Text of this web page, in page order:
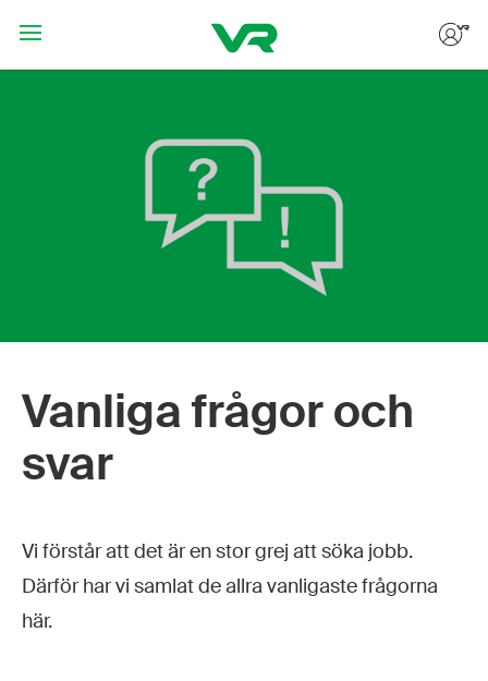
Hoppa till huvudinnehållet
Vanliga frågor och
svar
Vi förstår att det är en stor grej att söka jobb.
Därför har vi samlat de allra vanligaste frågorna
här.